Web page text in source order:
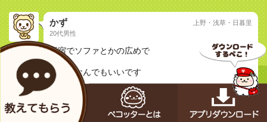
質問
かず
20代男性
上野・浅草・日暮里
新宿でソファとかの広めで
個室
料理はなんでもいいです
なおと